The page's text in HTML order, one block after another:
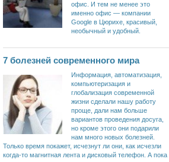
офис. И тем не менее это
именно офис — компании
Google в Цюрихе, красивый,
необычный и удобный.
7 болезней современного мира
Информация, автоматизация,
компьютеризация и
глобализация современной
жизни сделали нашу работу
проще, дали нам больше
вариантов проведения досуга,
но кроме этого они подарили
нам много новых болезней.
Только время покажет, исчезнут ли они, как исчезли
когда-то магнитная лента и дисковый телефон. А пока